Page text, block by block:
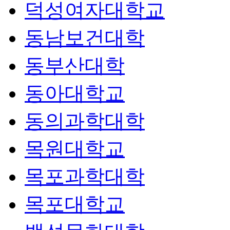
덕성여자대학교
동남보건대학
동부산대학
동아대학교
동의과학대학
목원대학교
목포과학대학
목포대학교